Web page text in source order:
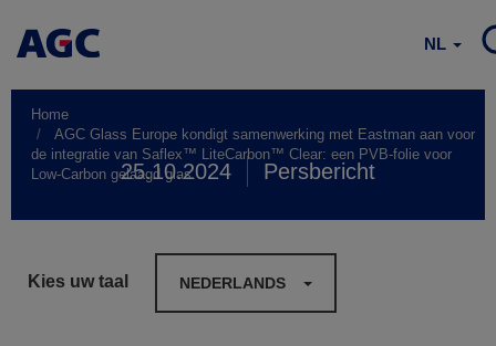
NL
Home
AGC Glass Europe kondigt samenwerking met Eastman aan voor
de integratie van Saflex™ LiteCarbon™ Clear: een PVB-folie voor
Low-Carbon gelaagd glas.
25.10.2024 Persbericht
Kies uw taal NEDERLANDS